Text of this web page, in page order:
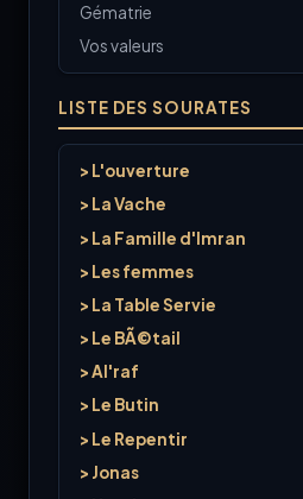
Gématrie
Vos valeurs
LISTE DES SOURATES
> L'ouverture
> La Vache
> La Famille d'Imran
> Les femmes
> La Table Servie
> Le BÃ©tail
> Al'raf
> Le Butin
> Le Repentir
> Jonas